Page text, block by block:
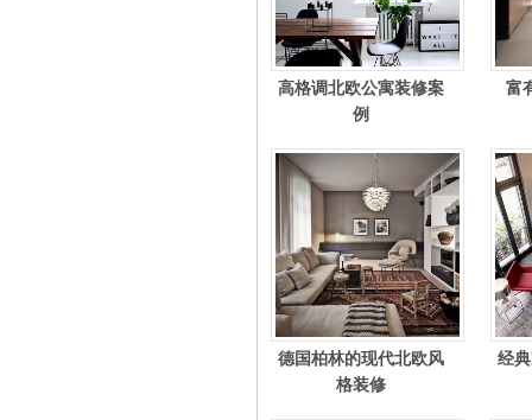
高格调北欧公寓装修案
例
富
德国柏林的现代北欧风
格装修
经